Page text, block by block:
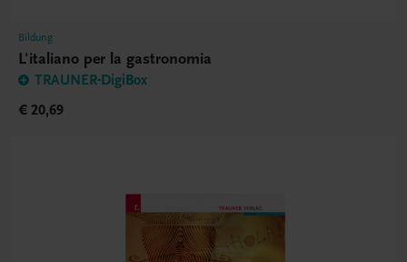
Bildung
L'italiano per la gastronomia
TRAUNER-DigiBox
€ 20,69